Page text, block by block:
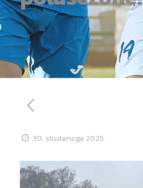
30. studenoga 2025.